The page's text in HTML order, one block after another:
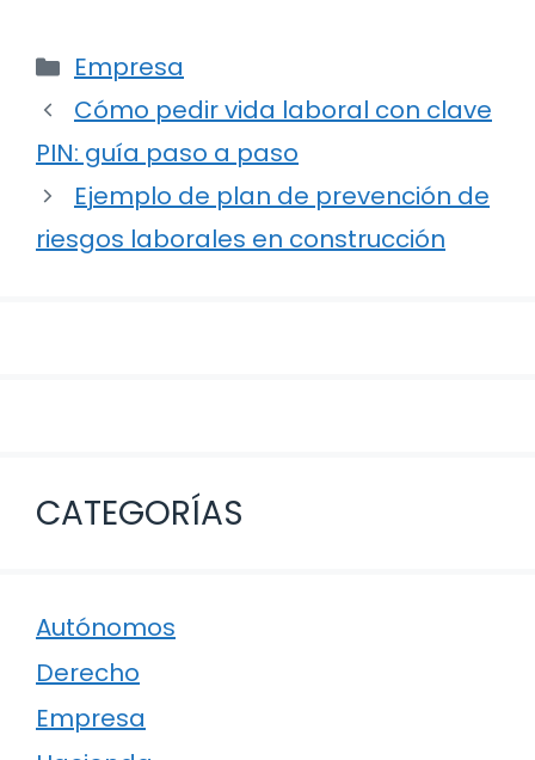
Categorías
Empresa
Navegación
de
entradas
Cómo pedir vida laboral con clave
PIN: guía paso a paso
Ejemplo de plan de prevención de
riesgos laborales en construcción
CATEGORÍAS
Autónomos
Derecho
Empresa